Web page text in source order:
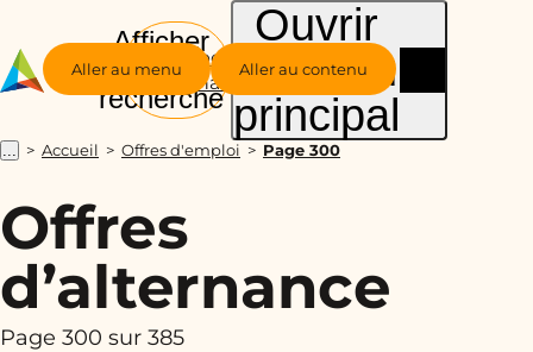
Aller au menu Aller au contenu
Groupe
Alternance
Afficher
la
recherche
Ouvrir
le menu
principal
... Accueil Offres d'emploi Page 300
Offres
d’alternance
Page 300 sur 385